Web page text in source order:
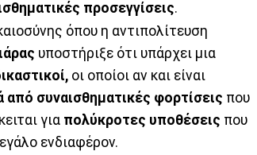
προσεγγίσεις.
όπου η αντιπολίτευση
υποστήριξε ότι υπάρχει μια
οι οποίοι αν και είναι
από συναισθηματικές φορτίσεις που
για πολύκροτες υποθέσεις που
ενδιαφέρον.